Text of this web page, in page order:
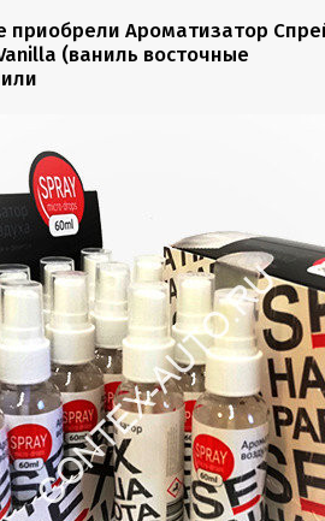
приобрели Ароматизатор
Vanilla (ваниль восточные